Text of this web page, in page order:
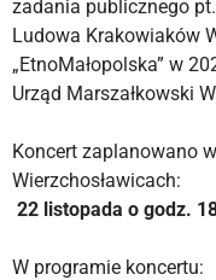
zadania publicznego
Ludowa Krakowiaków
„EtnoMałopolska” w
Urząd Marszałkowski
Koncert zaplanowano
Wierzchosławicach:
22 listopada o godz.
W programie koncertu: